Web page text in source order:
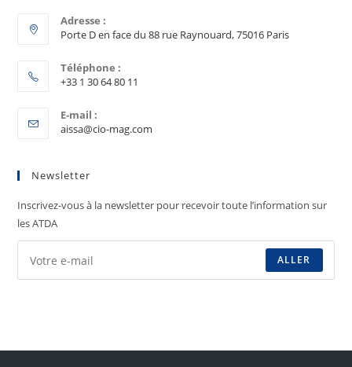
Adresse :
Porte D en face du 88 rue Raynouard, 75016 Paris
Téléphone :
+33 1 30 64 80 11
E-mail :
aissa@cio-mag.com
Newsletter
Inscrivez-vous à la newsletter pour recevoir toute l’information sur
les ATDA
ALLER